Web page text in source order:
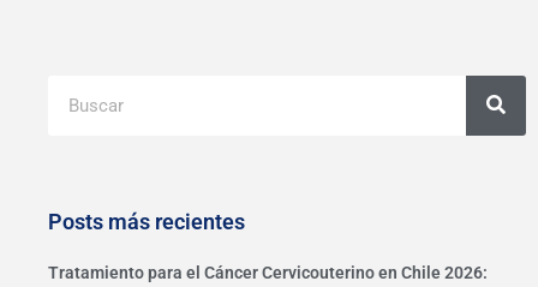
Posts más recientes
Tratamiento para el Cáncer Cervicouterino en Chile 2026: